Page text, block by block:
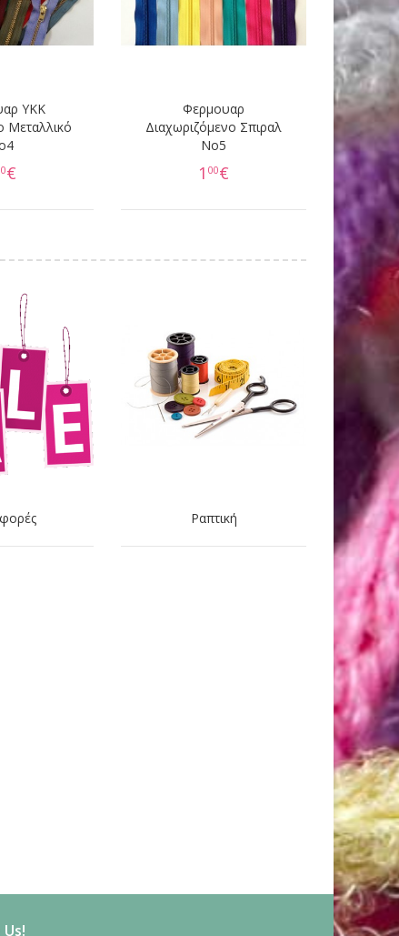
YKK
Μεταλλικό
€
Φερμουαρ
Διαχωριζόμενο Σπιραλ
No5
1 00€
Ραπτική